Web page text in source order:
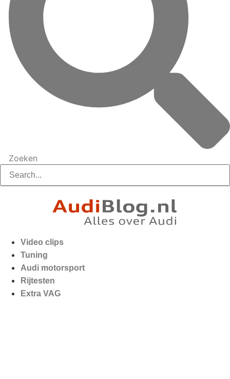
Zoeken
Video clips
Tuning
Audi motorsport
Rijtesten
Extra VAG